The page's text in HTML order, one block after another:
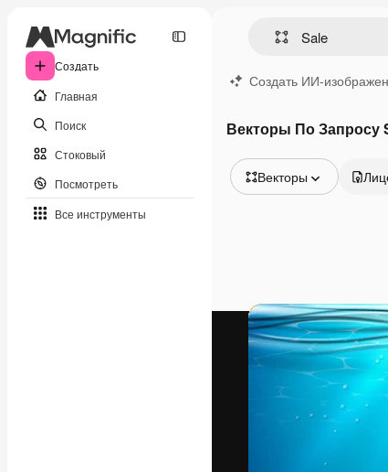
Создать
Главная
Поиск
Стоковый
Посмотреть
Все инструменты
Создать ИИ-
Векторы По Запросу
Векторы
Видео
Видеоролик
Моушн-дизайн
Видеошаблоны
3D-модели
ваших